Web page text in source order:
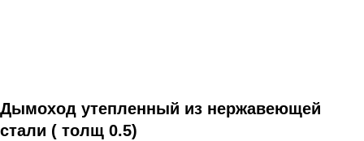
Дымоход утепленный из нержавеющей
стали ( толщ 0.5)